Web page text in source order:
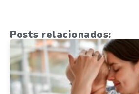
Posts relacionados: